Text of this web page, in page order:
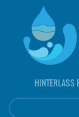
HINTERLASS